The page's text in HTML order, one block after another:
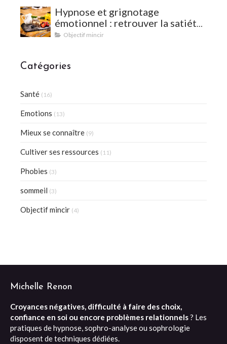
Hypnose et grignotage
émotionnel : retrouver la satiété
et l'équilibre
Objectif mincir
Catégories
Santé (16)
Emotions (13)
Mieux se connaître (9)
Cultiver ses ressources (11)
Phobies (3)
sommeil (3)
Objectif mincir (4)
Michelle Renon
Croyances négatives, difficulté à faire des choix,
confiance en soi ou encore problèmes relationnels? Les
pratiques de hypnose, sophro-analyse ou sophrologie
disposent de techniques dédiées.